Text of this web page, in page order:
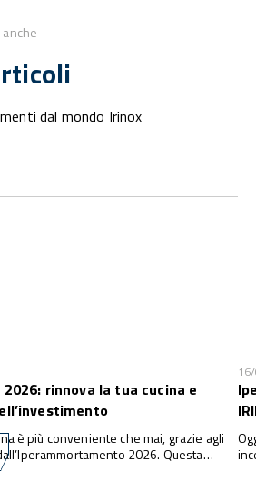
dal mondo Irinox
rinnova la tua cucina e
è più conveniente che mai, grazie agli
2026. Questa
di investire in nuove attrezzature e